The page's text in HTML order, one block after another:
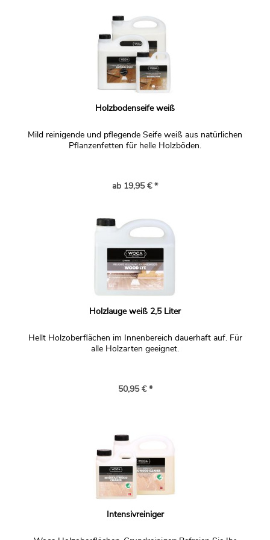
Wir haben das nicht getestet. Bei wenig saugfähigem
Holz dringen Lauge und Seife nicht so gut ein. Wie das
auf dem stark gemaserten und stark farbigen Holz
rauskommt, sollten Sie auf jeden Fall zuerst per
Probeanstrich testen. Wir haben dafür die Mustergrößen
für Lauge und Seife.
Frage:
Ich bin dabei unsere Terrasse neu zu beplanken. Sie ist
wir Robinie zu nehmen, da es langlebiger ist und hat
gelaugt und geseift werden? Wir wünschen uns eine
gleichmäßige hellgraue Oberfläche, die vor Wasser
Der Seifenschutz ist im Außenbereich nicht robust
genug, er baut sich auch erst allmählich nach sehr vielen
Wischvorgängen mit der Seifenlauge auf. Hier sollten Sie
verwenden, in verschiedenen
Farbtönen erhältlich. Je nach Bewitterung und
Beanspruchung müssen geölte Flächen im Außenbereich
hallo... kann ich Lärchenholz auch im Aussenbereich (z.B.
Fassade, Balkongeländer.. usw einsetzen. lg
Lärche ist ein sehr robustes und häufig eingesetztes
Außenholz. Bewitterte Flächen sollten aber nicht geseift
Holzbodenseife weiß
Mild reinigende und pflegende Seife weiß aus natürlichen
Pflanzenfetten für helle Holzböden.
ab 19,95 € *
Holzlauge weiß 2,5 Liter
Hellt Holzoberflächen im Innenbereich dauerhaft auf. Für
alle Holzarten geeignet.
50,95 € *
Intensivreiniger